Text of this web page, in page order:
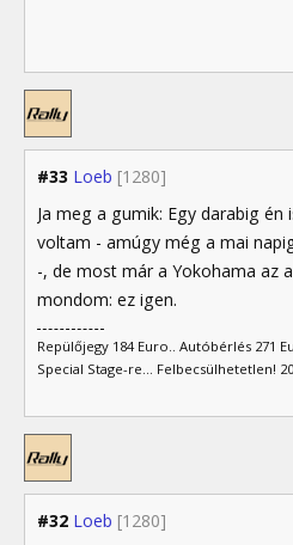
#33 Loeb [1280]
Ja meg a gumik: Egy darabig
voltam - amúgy még a mai
-, de most már a Yokohama az
mondom: ez igen.
Repülőjegy 184 Euro.. Autóbérlés 271
Special Stage-re... Felbecsülhetetlen!
#32 Loeb [1280]